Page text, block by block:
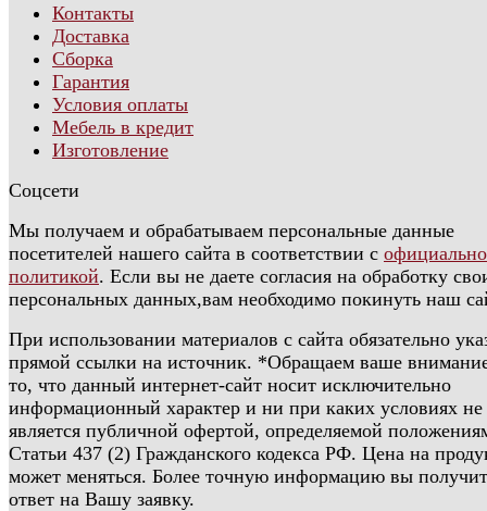
Контакты
Доставка
Сборка
Гарантия
Условия оплаты
Мебель в кредит
Изготовление
Соцсети
Мы получаем и обрабатываем персональные данные
посетителей нашего сайта в соответствии с
политикой. Если вы не даете согласия на обработку
персональных данных,вам необходимо покинуть наш
При использовании материалов с сайта обязательно
прямой ссылки на источник. *Обращаем ваше
то, что данный интернет-сайт носит исключительно
информационный характер и ни при каких условиях не
является публичной офертой, определяемой
Статьи 437 (2) Гражданского кодекса РФ. Цена на
может меняться. Более точную информацию вы
ответ на Вашу заявку.